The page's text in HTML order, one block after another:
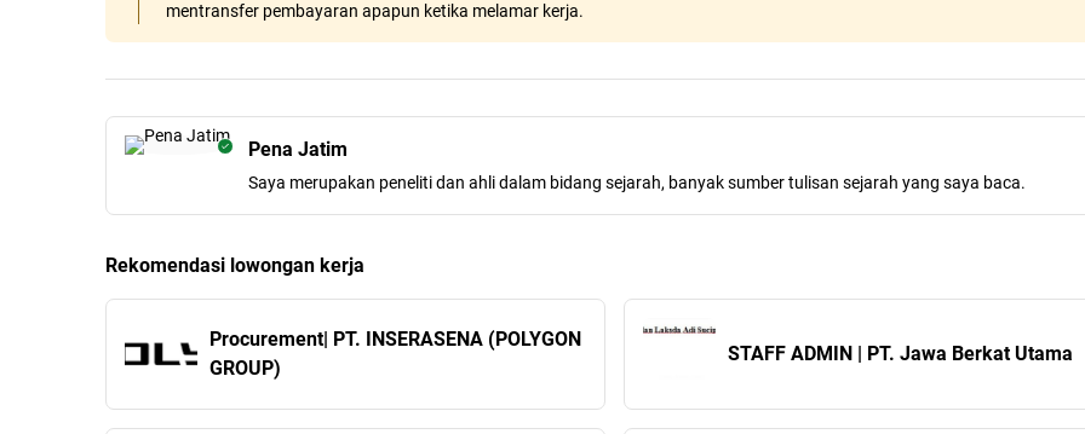
mentransfer pembayaran apapun ketika melamar kerja.
Pena Jatim
Saya merupakan peneliti dan ahli dalam bidang sejarah, banyak sumber tulisan sejarah yang saya baca.
Rekomendasi lowongan kerja
Procurement| PT. INSERASENA (POLYGON
GROUP)
STAFF ADMIN | PT. Jawa Berkat Utama